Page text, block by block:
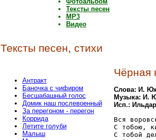
Тексты песен
MP3
Видео
Тексты песен, стихи
Антракт
Баночка с чифиром
Бесшабашный голос
Домик наш послевоенный
За перегоном - перегон
Коррида
Летите голуби
Малыш
Чёрная
Слова: И.
Музыка: И.
Исп.:
Вся
С тобою,
С тобой